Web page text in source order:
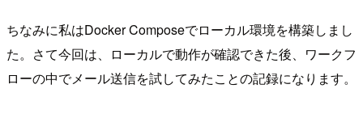
ちなみに私はDocker Composeでローカル環境を構築しまし
た。さて今回は、ローカルで動作が確認できた後、ワークフ
ローの中でメール送信を試してみたことの記録になります。